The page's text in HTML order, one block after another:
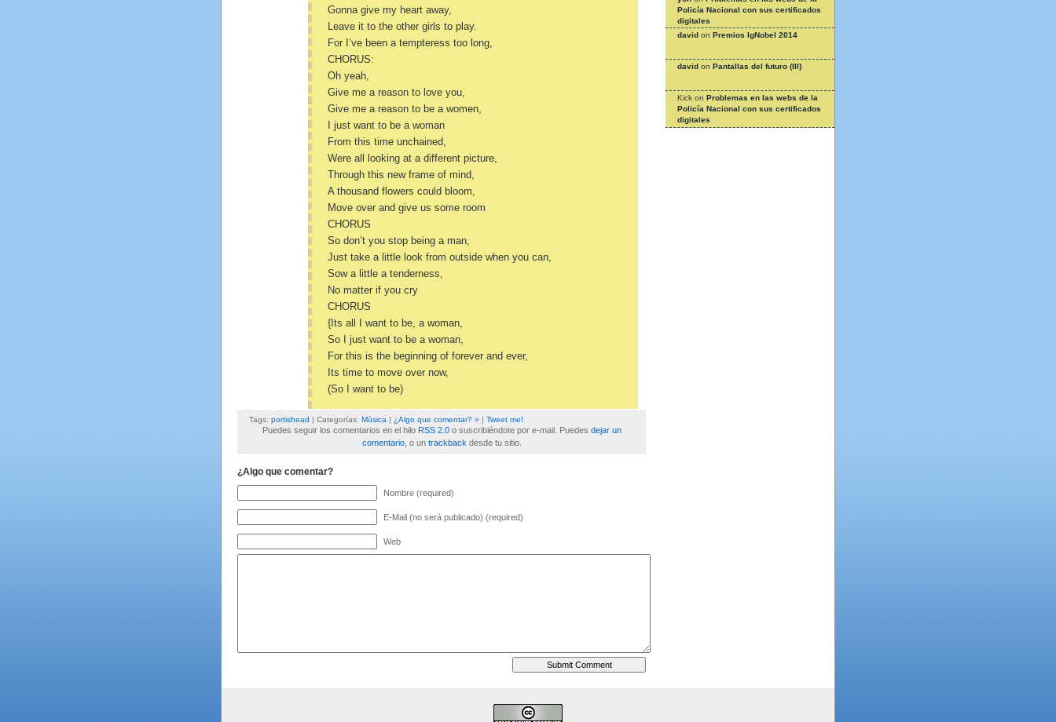
Gonna give my heart away,
Leave it to the other girls to play.
For I’ve been a tempteress too long,
CHORUS:
Oh yeah,
Give me a reason to love you,
Give me a reason to be a women,
I just want to be a woman
From this time unchained,
Were all looking at a different picture,
Through this new frame of mind,
A thousand flowers could bloom,
Move over and give us some room
CHORUS
So don’t you stop being a man,
Just take a little look from outside when you can,
Sow a little a tenderness,
No matter if you cry
CHORUS
{Its all I want to be, a woman,
So I just want to be a woman,
For this is the beginning of forever and ever,
Its time to move over now,
(So I want to be)
Tags: portishead | Categorías: Música | ¿Algo que comentar? » | Tweet me!
Puedes seguir los comentarios en el hilo RSS 2.0o suscribiéndote por e-mail. Puedes dejar un
comentario, o un trackback desde tu sitio.
¿Algo que comentar?
Nombre (required)
E-Mail (no será publicado) (required)
Web
Policía Nacional con sus certificados
digitales
david on Premios IgNobel 2014
david on Pantallas del futuro (III)
Kick on Problemas en las webs de la
Policía Nacional con sus certificados
digitales